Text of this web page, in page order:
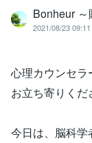
Bonheur
2021/08/23 09:11
心理カウンセラ
お立ち寄りくだ
今日は、脳科学